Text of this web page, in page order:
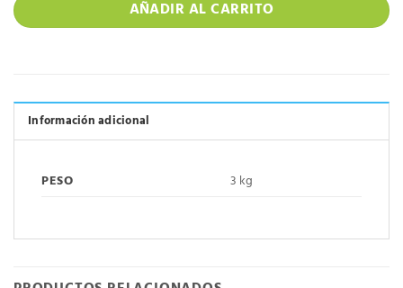
AÑADIR AL CARRITO
Información adicional
PESO 3 kg